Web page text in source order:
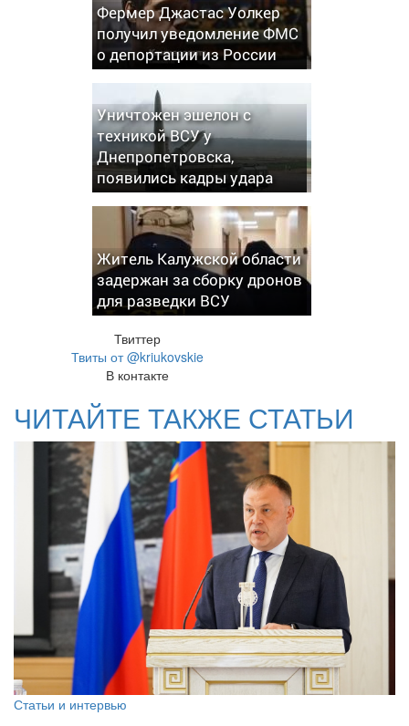
Фермер Джастас Уолкер
получил уведомление ФМС
о депортации из России
Уничтожен эшелон с
техникой ВСУ у
Днепропетровска,
появились кадры удара
Житель Калужской области
задержан за сборку дронов
для разведки ВСУ
Твиттер
Твиты от @kriukovskie
В контакте
ЧИТАЙТЕ ТАКЖЕ СТАТЬИ
Статьи и интервью